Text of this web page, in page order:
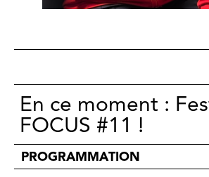
En ce moment :
FOCUS #11 !
PROGRAMMATION